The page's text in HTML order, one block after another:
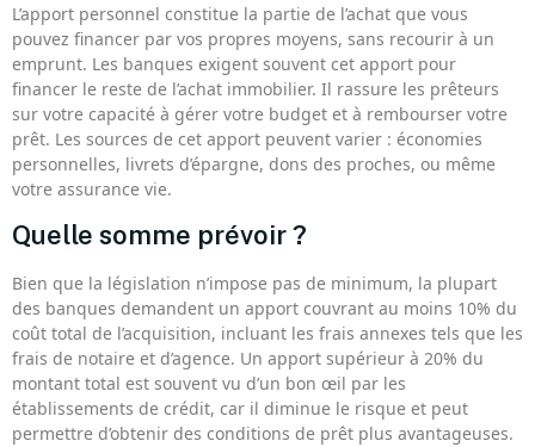
L’apport personnel constitue la partie de l’achat que vous
pouvez financer par vos propres moyens, sans recourir à un
emprunt. Les banques exigent souvent cet apport pour
financer le reste de l’achat immobilier. Il rassure les prêteurs
sur votre capacité à gérer votre budget et à rembourser votre
prêt. Les sources de cet apport peuvent varier : économies
personnelles, livrets d’épargne, dons des proches, ou même
votre assurance vie.
Quelle somme prévoir ?
Bien que la législation n’impose pas de minimum, la plupart
des banques demandent un apport couvrant au moins 10% du
coût total de l’acquisition, incluant les frais annexes tels que les
frais de notaire et d’agence. Un apport supérieur à 20% du
montant total est souvent vu d’un bon œil par les
établissements de crédit, car il diminue le risque et peut
permettre d’obtenir des conditions de prêt plus avantageuses.